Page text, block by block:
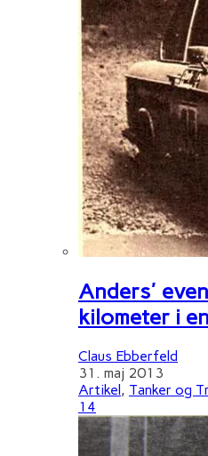
Anders'
kilometer i
Claus Ebberfeld
31. maj 2013
Artikel , Tanker og
14